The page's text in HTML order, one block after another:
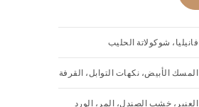
فانيليا، شوكولاتة الحليب
المسك الأبيض، نكهات التوابل، القرفة
العنبر، خشب الصندل، المر، الورد